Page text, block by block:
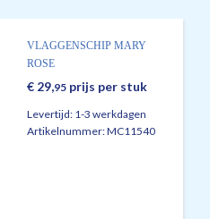
VLAGGENSCHIP MARY
ROSE
€ 29,95 prijs per stuk
Levertijd: 1-3 werkdagen
Artikelnummer:MC11540